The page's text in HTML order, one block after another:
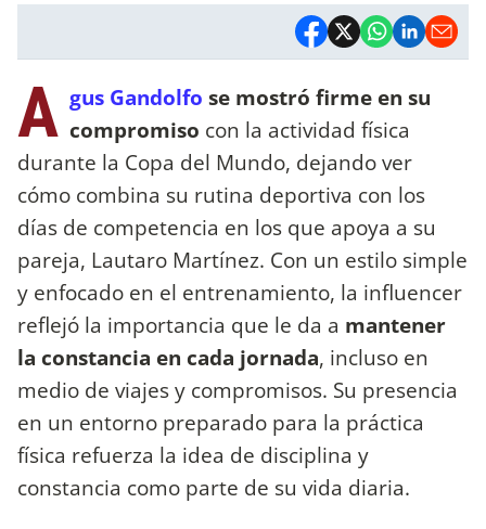
A gus Gandolfo se mostró firme en su
compromiso con la actividad física
durante la Copa del Mundo, dejando ver
cómo combina su rutina deportiva con los
días de competencia en los que apoya a su
pareja, Lautaro Martínez. Con un estilo simple
y enfocado en el entrenamiento, la influencer
reflejó la importancia que le da a mantener
la constancia en cada jornada, incluso en
medio de viajes y compromisos. Su presencia
en un entorno preparado para la práctica
física refuerza la idea de disciplina y
constancia como parte de su vida diaria.